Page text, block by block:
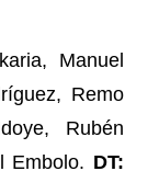
Manuel
Remo
Rubén
Embolo. DT: